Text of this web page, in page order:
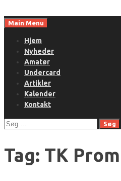
toMain Menu
Hjem
Nyheder
Amatør
Undercard
Artikler
Kalender
Kontakt
Søg
Tag: TK